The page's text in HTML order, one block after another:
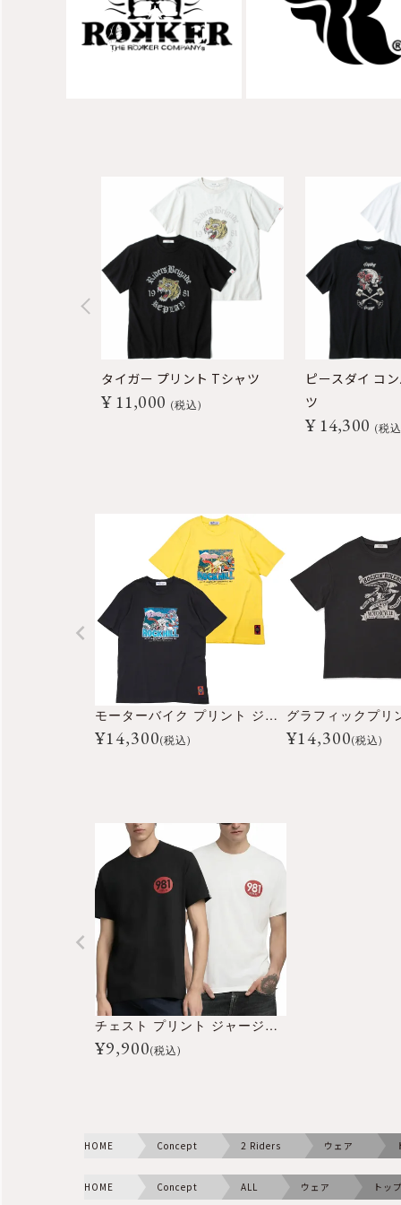
タイガー プリント Tシャツ
¥ 11,000 税込
ピースダイ コ
ツ
¥ 14,300 税込
モーターバイク プリント ジャージー Tシャツ
¥14,300(税込) ¥14,300(税込)
チェスト プリント ジャージー Tシャツ
¥9,900(税込)
HOME Concept 2 Riders ウェア
HOME Concept ALL ウェア トッ